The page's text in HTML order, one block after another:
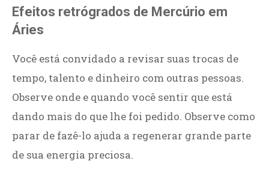
Efeitos retrógrados de Mercúrio em
Áries
Você está convidado a revisar suas trocas de
tempo, talento e dinheiro com outras pessoas.
Observe onde e quando você sentir que está
dando mais do que lhe foi pedido. Observe como
parar de fazê-lo ajuda a regenerar grande parte
de sua energia preciosa.